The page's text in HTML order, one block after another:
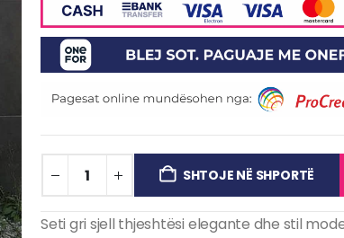
SHTOJE NË SHPORTË
Seti gri sjell thjeshtësi elegante dhe stil